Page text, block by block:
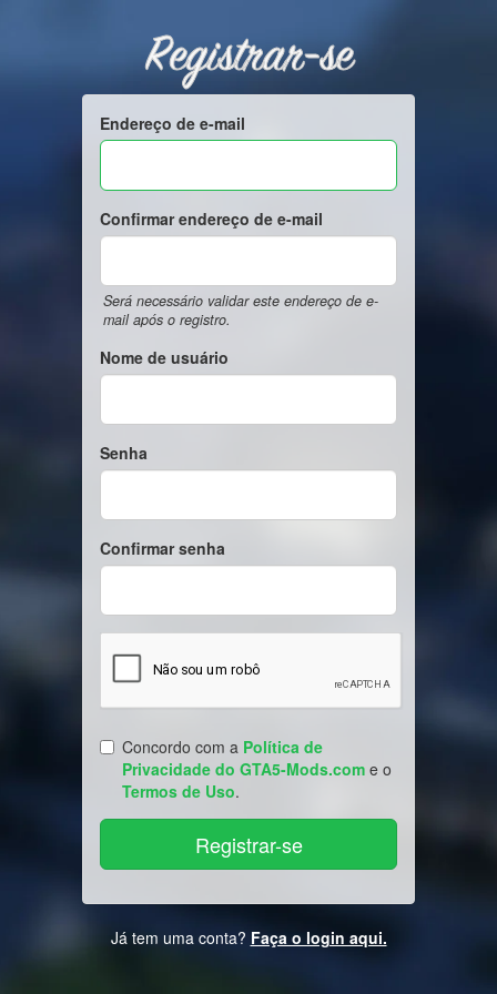
Registrar-se
Endereço de e-mail
Confirmar endereço de e-mail
Será necessário validar este endereço de e-
mail após o registro.
Nome de usuário
Senha
Confirmar senha
Concordo com a Política de
Privacidade do GTA5-Mods.com e o
Termos de Uso.
Já tem uma conta? Faça o login aqui.